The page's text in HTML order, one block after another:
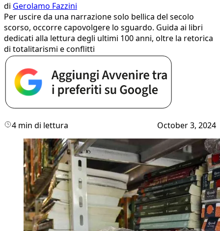
di Gerolamo Fazzini
Per uscire da una narrazione solo bellica del secolo
scorso, occorre capovolgere lo sguardo. Guida ai libri
dedicati alla lettura degli ultimi 100 anni, oltre la retorica
di totalitarismi e conflitti
4 min di lettura October 3, 2024